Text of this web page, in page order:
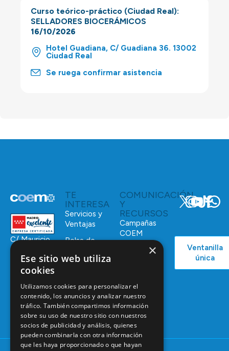
Curso teórico-práctico (Ciudad Real):
SELLADORES BIOCERÁMICOS
16/10/2026
Hotel Guadiana, C/ Guadiana 36. 13002
Ciudad Real
Se ruega confirmar asistencia
C/ Mauricio
Legendre,
28046
91 561 29 05
informacion@coem.org.es
TE
INTERESA
Servicios y
Ventajas
Bolsa de
Tablón de
anuncios
COMUNICACIÓN
Y
RECURSOS
Campañas
COEM
Ventanilla
única
×
Ese sitio web utiliza
cookies
Utilizamos cookies para personalizar el
contenido, los anuncios y analizar nuestro
tráfico. También compartimos información
sobre su uso de nuestro sitio con nuestros
socios de publicidad y análisis, quienes
pueden combinarla con otra información
que les haya proporcionado o que hayan